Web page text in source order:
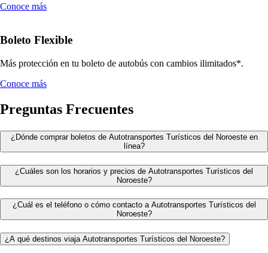
Conoce más
Boleto Flexible
Más protección en tu boleto de autobús con cambios ilimitados*.
Conoce más
Preguntas Frecuentes
¿Dónde comprar boletos de Autotransportes Turísticos del Noroeste en
línea?
¿Cuáles son los horarios y precios de Autotransportes Turísticos del
Noroeste?
¿Cuál es el teléfono o cómo contacto a Autotransportes Turísticos del
Noroeste?
¿A qué destinos viaja Autotransportes Turísticos del Noroeste?